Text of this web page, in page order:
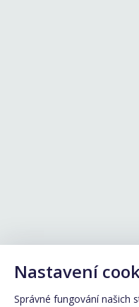
Nastavení
Správné fungování našich